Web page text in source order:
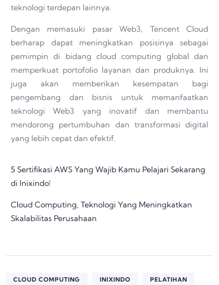
teknologi terdepan lainnya.
Dengan memasuki pasar Web3, Tencent Cloud
berharap dapat meningkatkan posisinya sebagai
pemimpin di bidang cloud computing global dan
memperkuat portofolio layanan dan produknya. Ini
juga akan memberikan kesempatan bagi
pengembang dan bisnis untuk memanfaatkan
teknologi Web3 yang inovatif dan membantu
mendorong pertumbuhan dan transformasi digital
yang lebih cepat dan efektif.
5 Sertifikasi AWS Yang Wajib Kamu Pelajari Sekarang
di Inixindo!
Cloud Computing, Teknologi Yang Meningkatkan
Skalabilitas Perusahaan
CLOUD COMPUTING INIXINDO PELATIHAN